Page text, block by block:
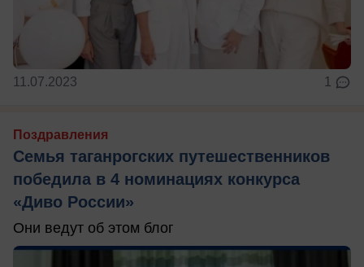
11.07.2023 1
Поздравления
Семья таганрогских путешественников
победила в 4 номинациях конкурса
«Диво России»
Они ведут об этом блог